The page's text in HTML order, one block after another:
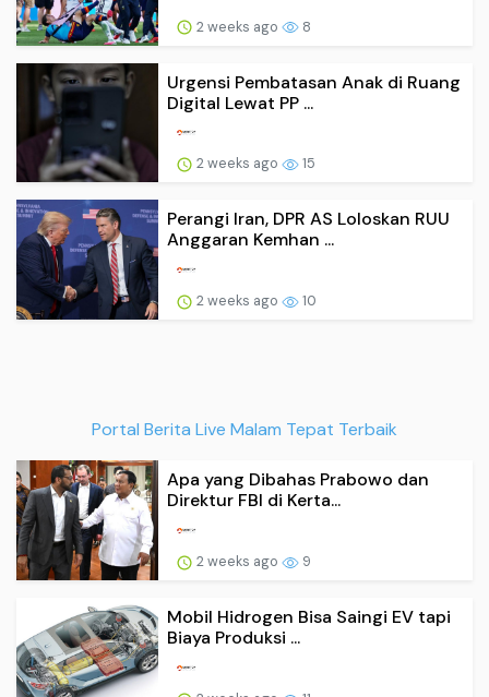
2 weeks ago 8
Urgensi Pembatasan Anak di Ruang
Digital Lewat PP ...
2 weeks ago 15
Perangi Iran, DPR AS Loloskan RUU
Anggaran Kemhan ...
2 weeks ago 10
Portal Berita Live Malam Tepat Terbaik
Apa yang Dibahas Prabowo dan
Direktur FBI di Kerta...
2 weeks ago 9
Mobil Hidrogen Bisa Saingi EV tapi
Biaya Produksi ...